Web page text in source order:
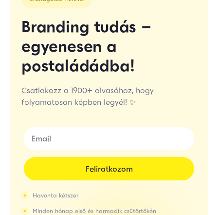
Branding tudás –
egyenesen a
postaládádba!
Csatlakozz a 1900+ olvasóhoz, hogy
folyamatosan képben legyél! ✨
Feliratkozom
Havonta kétszer
Minden hónap első és harmadik csütörtökén